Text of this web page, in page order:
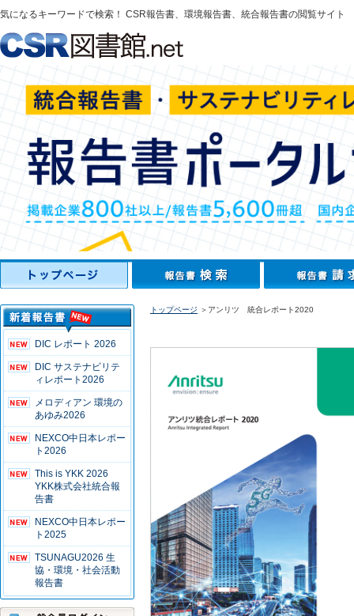
気になるキーワードで検索！ CSR報告書、環境報告書、統合報告書の閲覧サイト
DIC レポート 2026
DIC サステナビリテ
ィレポート2026
メロディアン 環境の
あゆみ2026
NEXCO中日本レポー
ト2026
This is YKK 2026
YKK株式会社統合報
告書
NEXCO中日本レポー
ト2025
TSUNAGU2026 生
協・環境・社会活動
報告書
トップページ ＞アンリツ 統合レポート2020